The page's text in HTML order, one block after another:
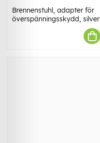
Brennenstuhl, adapter för
överspänningsskydd, silver